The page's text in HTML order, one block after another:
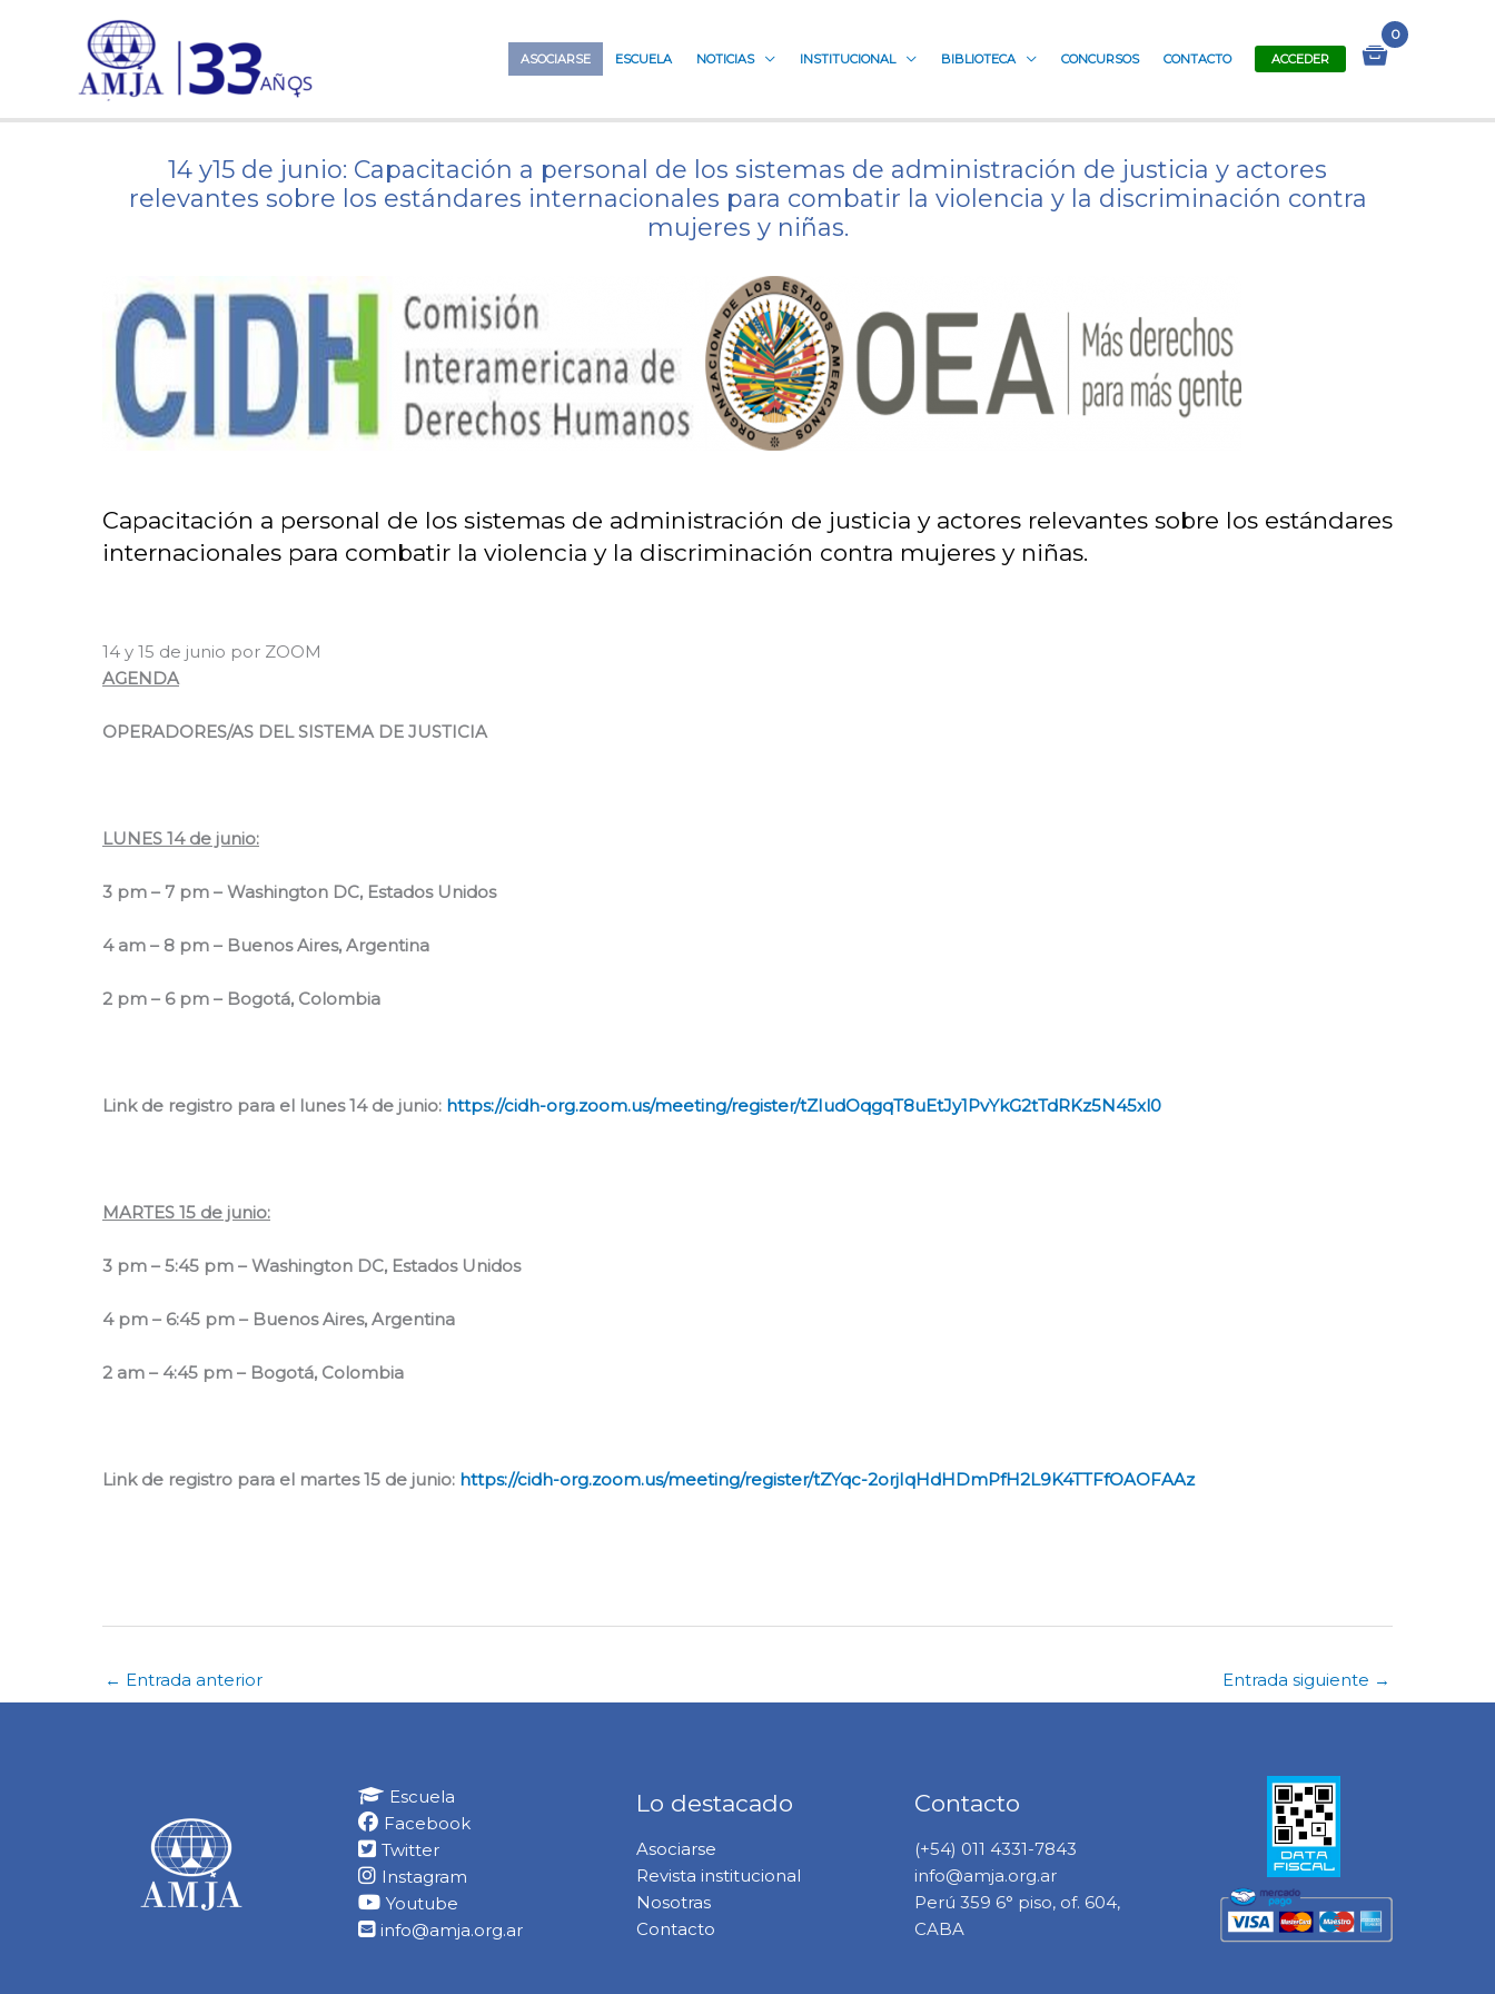
ASOCIARSE ESCUELA NOTICIAS INSTITUCIONAL BIBLIOTECA CONCURSOS CONTACTO ACCEDER
14 y15 de junio: Capacitación a personal de los sistemas de administración de justicia y actores
relevantes sobre los estándares internacionales para combatir la violencia y la discriminación contra
mujeres y niñas.
Capacitación a personal de los sistemas de administración de justicia y actores relevantes sobre los estándares
internacionales para combatir la violencia y la discriminación contra mujeres y niñas.
14 y 15 de junio por ZOOM
AGENDA
OPERADORES/AS DEL SISTEMA DE JUSTICIA
LUNES 14 de junio:
3 pm – 7 pm – Washington DC, Estados Unidos
4 am – 8 pm – Buenos Aires, Argentina
2 pm – 6 pm – Bogotá, Colombia
Link de registro para el lunes 14 de junio: https://cidh-org.zoom.us/meeting/register/tZIudOqgqT8uEtJy1PvYkG2tTdRKz5N45xl0
MARTES 15 de junio:
3 pm – 5:45 pm – Washington DC, Estados Unidos
4 pm – 6:45 pm – Buenos Aires, Argentina
2 am – 4:45 pm – Bogotá, Colombia
Link de registro para el martes 15 de junio: https://cidh-org.zoom.us/meeting/register/tZYqc-2orjIqHdHDmPfH2L9K4TTFfOAOFAAz
← Entrada anterior Entrada siguiente →
Escuela
Facebook
Twitter
Instagram
Youtube
info@amja.org.ar
Lo destacado
Asociarse
Revista institucional
Nosotras
Contacto
Contacto
(+54) 011 4331-7843
info@amja.org.ar
Perú 359 6° piso, of. 604,
CABA